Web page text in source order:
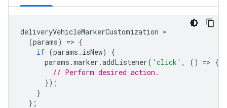
deliveryVehicleMarkerCustomization =
(params) => {
if (params . isNew)
{
params .marker .addListener( 'click' , () => {
// Perform desired action.
});
}
};